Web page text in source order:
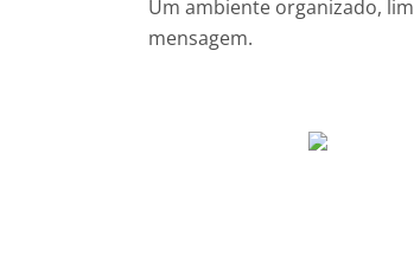
Um ambiente organizado,
mensagem.